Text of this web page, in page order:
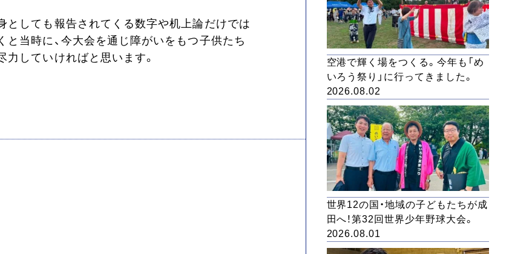
としても報告されてくる数字や机上論だけでは
当時に、今大会を通じ障がいをもつ子供たち
していければと思います。
空港で輝く場をつくる。今年も「め
いろう祭り」に行ってきました。
2026.08.02
世界12の国・地域の子どもたちが成
田へ！第32回世界少年野球大会。
2026.08.01